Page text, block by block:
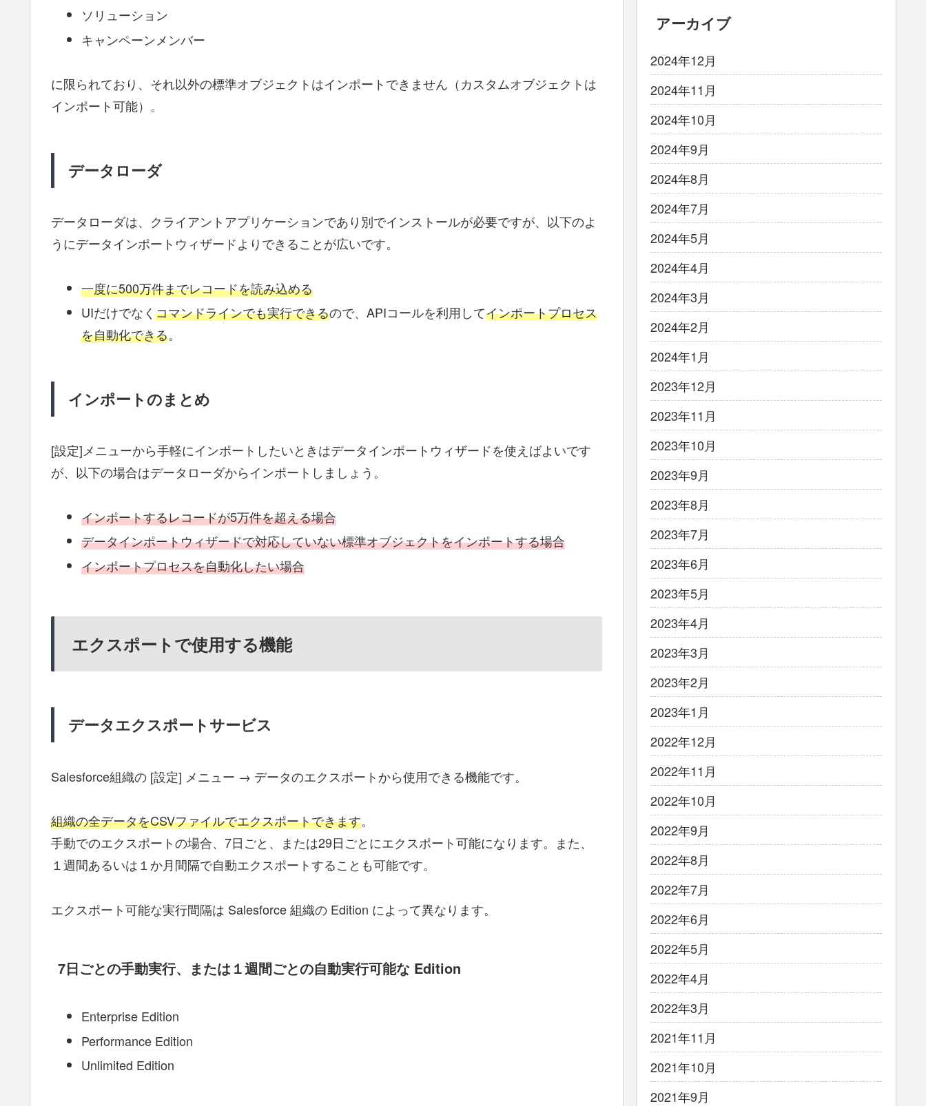
ソリューション
キャンペーンメンバー
に限られており、それ以外の標準オブジェクトはインポートできません（カスタムオブジェクトは
インポート可能）。
データローダ
データローダは、クライアントアプリケーションであり別でインストールが必要ですが、以下のよ
うにデータインポートウィザードよりできることが広いです。
一度に500万件までレコードを読み込める
UIだけでなく コマンドラインでも実行できるので、APIコールを利用してインポートプロセス
を自動化できる。
インポートのまとめ
[設定]メニューから手軽にインポートしたいときはデータインポートウィザードを使えばよいです
が、以下の場合はデータローダからインポートしましょう。
インポートするレコードが5万件を超える場合
データインポートウィザードで対応していない標準オブジェクトをインポートする場合
インポートプロセスを自動化したい場合
エクスポートで使用する機能
データエクスポートサービス
Salesforce組織の [設定] メニュー → データのエクスポートから使用できる機能です。
組織の全データをCSVファイルでエクスポートできます。
手動でのエクスポートの場合、7日ごと、または29日ごとにエクスポート可能になります。また、
１週間あるいは１か月間隔で自動エクスポートすることも可能です。
エクスポート可能な実行間隔は Salesforce 組織の Edition によって異なります。
7日ごとの手動実行、または１週間ごとの自動実行可能な Edition
Enterprise Edition
Performance Edition
Unlimited Edition
アーカイブ
2024年12月
2024年11月
2024年10月
2024年9月
2024年8月
2024年7月
2024年5月
2024年4月
2024年3月
2024年2月
2024年1月
2023年12月
2023年11月
2023年10月
2023年9月
2023年8月
2023年7月
2023年6月
2023年5月
2023年4月
2023年3月
2023年2月
2023年1月
2022年12月
2022年11月
2022年10月
2022年9月
2022年8月
2022年7月
2022年6月
2022年5月
2022年4月
2022年3月
2021年11月
2021年10月
2021年9月